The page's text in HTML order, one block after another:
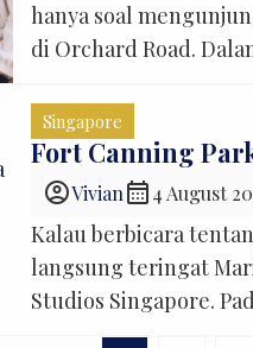
hanya soal
di Orchard Road.
artis favorit secara
internasional, hingga
Singapore
Fort Canning
account_circleViviancalendar_month4 August
Kalau berbicara
langsung teringat
Studios Singapore.
tenang, dipenuhi